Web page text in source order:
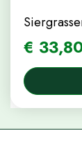
€ 33,